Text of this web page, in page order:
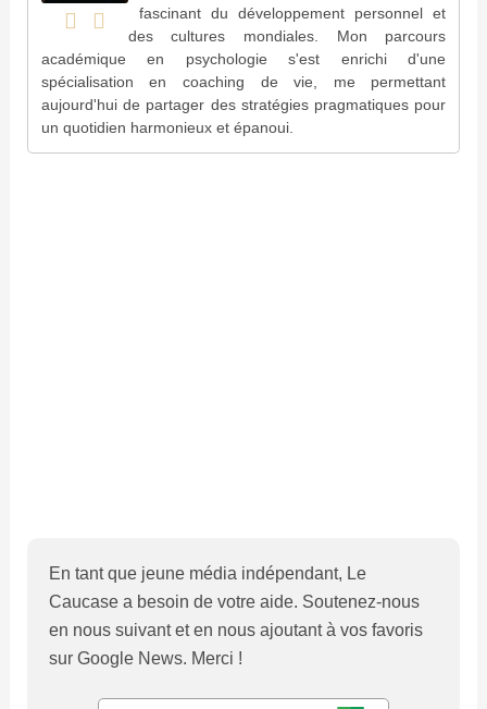
fascinant du développement personnel et
des cultures mondiales. Mon parcours
académique en psychologie s'est enrichi d'une
spécialisation en coaching de vie, me permettant
aujourd'hui de partager des stratégies pragmatiques pour
un quotidien harmonieux et épanoui.
En tant que jeune média indépendant, Le
Caucase a besoin de votre aide. Soutenez-nous
en nous suivant et en nous ajoutant à vos favoris
sur Google News. Merci !